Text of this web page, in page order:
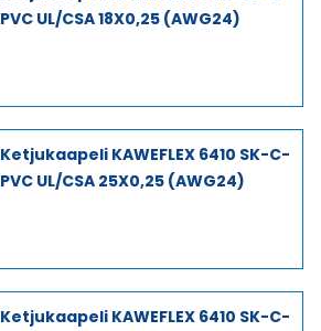
PVC UL/CSA 18X0,25 (AWG24)
Ketjukaapeli KAWEFLEX 6410 SK-C-
PVC UL/CSA 25X0,25 (AWG24)
Ketjukaapeli KAWEFLEX 6410 SK-C-